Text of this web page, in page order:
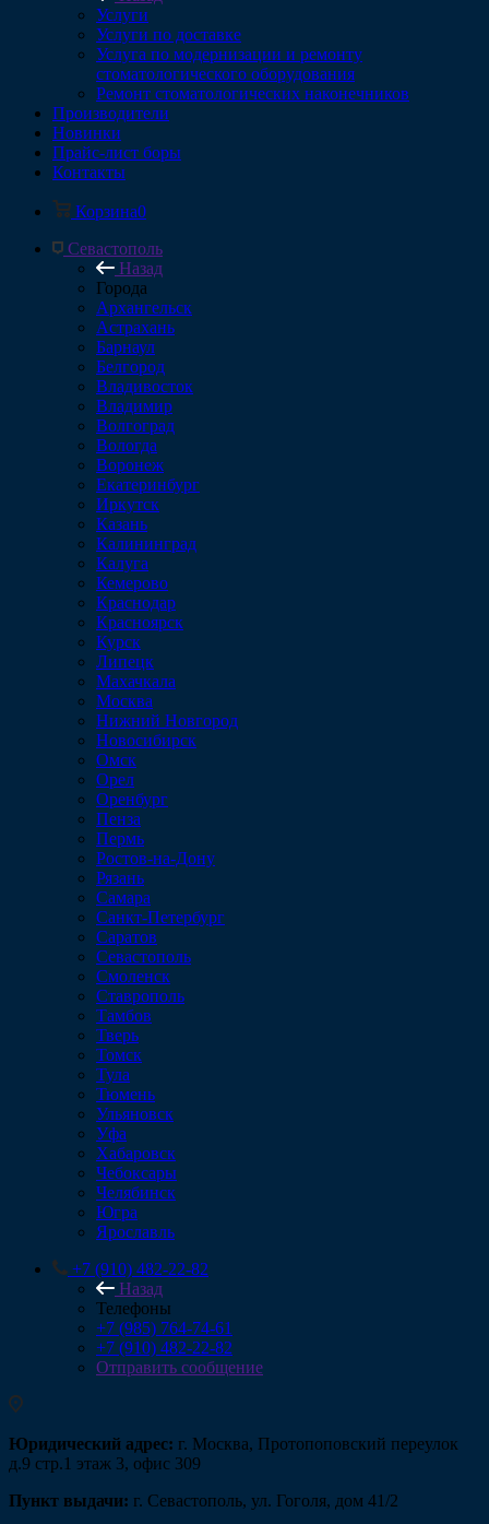
Услуги
Услуги по доставке
Услуга по модернизации и ремонту
стоматологического оборудования
Ремонт стоматологических наконечников
Производители
Новинки
Прайс-лист боры
Контакты
Корзина0
Севастополь
Назад
Города
Архангельск
Астрахань
Барнаул
Белгород
Владивосток
Владимир
Волгоград
Вологда
Воронеж
Екатеринбург
Иркутск
Казань
Калининград
Калуга
Кемерово
Краснодар
Красноярск
Курск
Липецк
Махачкала
Москва
Нижний Новгород
Новосибирск
Омск
Орел
Оренбург
Пенза
Пермь
Ростов-на-Дону
Рязань
Самара
Санкт-Петербург
Саратов
Севастополь
Смоленск
Ставрополь
Тамбов
Тверь
Томск
Тула
Тюмень
Ульяновск
Уфа
Хабаровск
Чебоксары
Челябинск
Югра
Ярославль
+7 (910) 482-22-82
Назад
Телефоны
+7 (985) 764-74-61
+7 (910) 482-22-82
Отправить сообщение
Юридический адрес: г. Москва, Протопоповский переулок
д.9 стр.1 этаж 3, офис 309
Пункт выдачи: г. Севастополь, ул. Гоголя, дом 41/2